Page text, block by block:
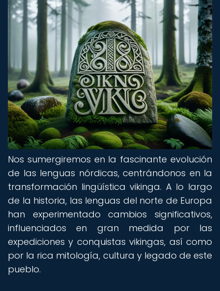
Nos sumergiremos en la fascinante evolución
de las lenguas nórdicas, centrándonos en la
transformación lingüística vikinga. A lo largo
de la historia, las lenguas del norte de Europa
han experimentado cambios significativos,
influenciados en gran medida por las
expediciones y conquistas vikingas, así como
por la rica mitología, cultura y legado de este
pueblo.